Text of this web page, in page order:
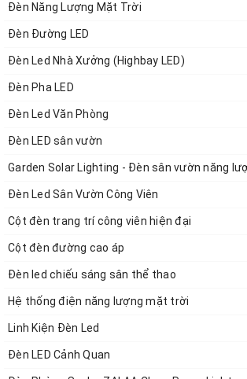
__<<
Trụ Sở:CUTM 02-11 Dự án làng nghề Dệt lụa
Phúc, Q.Hà Đông, T.P Hà Nội
0971043999
Tel:
VPGD Hà Nội:Số J03-08 An Phú Shop Villa,
KĐT Dương Nội,Phường Dương Nội, Quận Hà
Hệ thống Website:
-https://www.zalaa.vn/
-
Đèn Năng Lượng Mặt Trời
Đèn Đường LED
Đèn Led Nhà Xưởng (Highbay LED)
Đèn Pha LED
Đèn Led Văn Phòng
Đèn LED sân vườn
Garden Solar Lighting - Đèn sân vườn năng
Đèn Led Sân Vườn Công Viên
Cột đèn trang trí công viên hiện đại
Cột đèn đường cao áp
Đèn led chiếu sáng sân thể thao
Hệ thống điện năng lượng mặt trời
Linh Kiện Đèn Led
Đèn LED Cảnh Quan